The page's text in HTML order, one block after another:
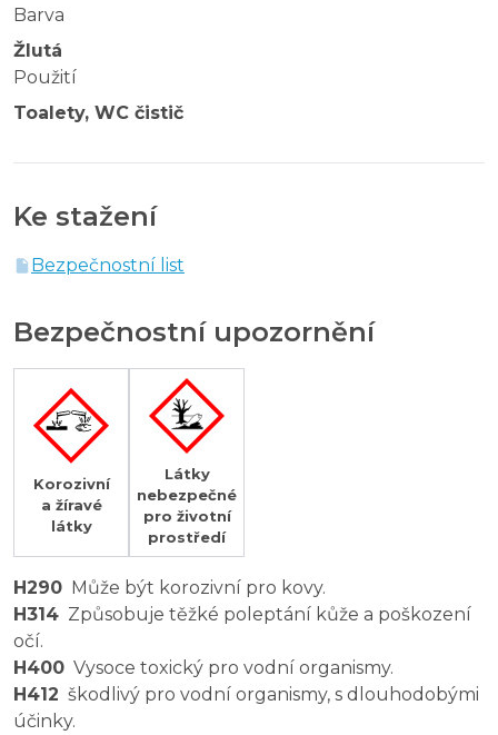
Barva
Žlutá
Použití
Toalety, WC čistič
Ke stažení
Bezpečnostní list
Bezpečnostní upozornění
Korozivní
a žíravé
látky
Látky
nebezpečné
pro životní
prostředí
H290 Může být korozivní pro kovy.
H314 Způsobuje těžké poleptání kůže a poškození
očí.
H400 Vysoce toxický pro vodní organismy.
H412 škodlivý pro vodní organismy, s dlouhodobými
účinky.